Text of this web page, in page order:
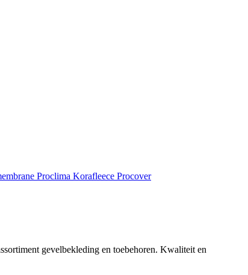
Proclima Korafleece Procover
gevelbekleding en toebehoren. Kwaliteit en